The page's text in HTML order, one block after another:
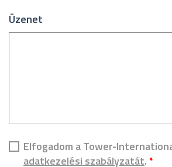
Üzenet
Elfogadom a Tower-
adatkezelési szabályzatát. *